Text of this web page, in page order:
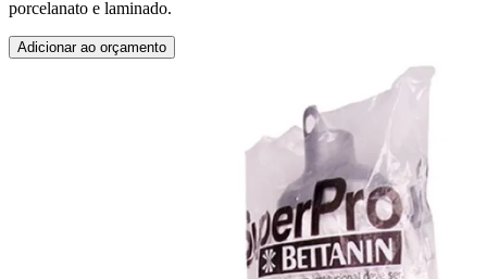
porcelanato e laminado.
Adicionar ao orçamento